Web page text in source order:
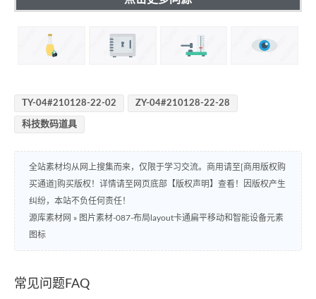
TY-04#210128-22-02 ZY-04#210128-22-28
科技数码道具
全站素材均从网上搜集而来，仅限于学习交流。商用请至[商用版权购
买通道]购买版权！详情请至网页底部【版权声明】查看！因版权产生
纠纷，本站不负任何责任！
源库素材网 » 图片素材-087-布局layout卡通扁平移动和智能设备元素
图标
常见问题FAQ